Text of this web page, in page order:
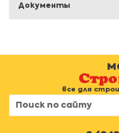
Документы
все для